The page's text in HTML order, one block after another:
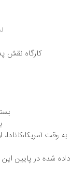
کارگاه نقش
شده در پایین